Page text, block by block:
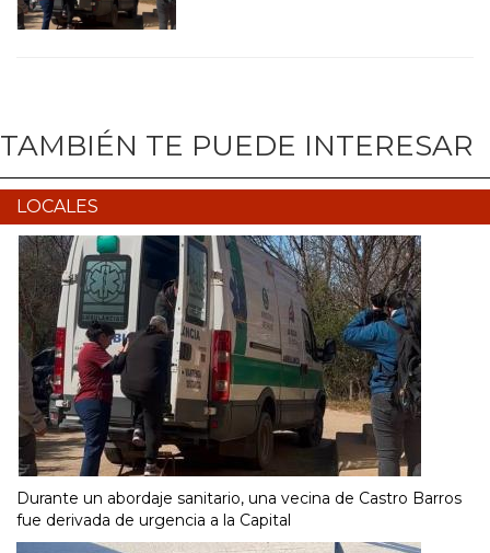
TAMBIÉN TE PUEDE INTERESAR
LOCALES
Durante un abordaje sanitario, una vecina de Castro Barros
fue derivada de urgencia a la Capital